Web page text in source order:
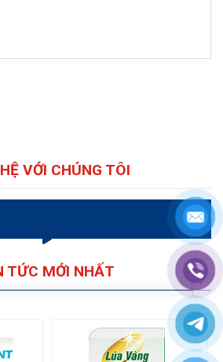
VỚI CHÚNG TÔI
TỨC MỚI NHẤT